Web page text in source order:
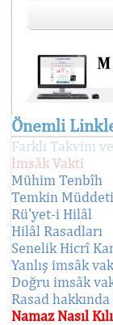
Önemli
Farklı Takvim
İmsâk Vakti
Mühim Tenbîh
Temkin Müddeti
Rü'yet-i Hilâl
Hilâl Rasadları
Senelik Hicrî
Yanlış imsâk
Doğru imsâk
Rasad
Namaz Nasıl